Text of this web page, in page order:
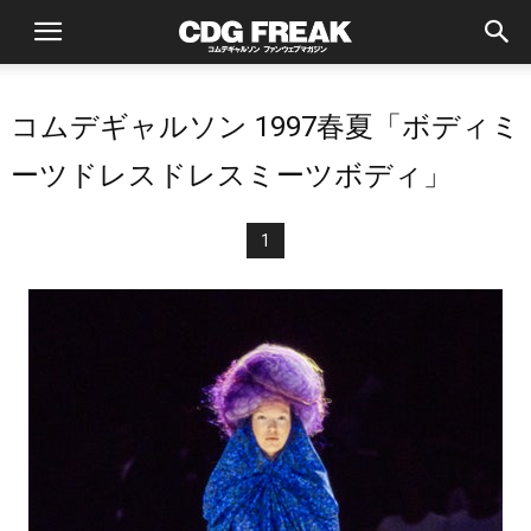
コムデギャルソン 1997春夏「ボディミ
ーツドレスドレスミーツボディ」
1